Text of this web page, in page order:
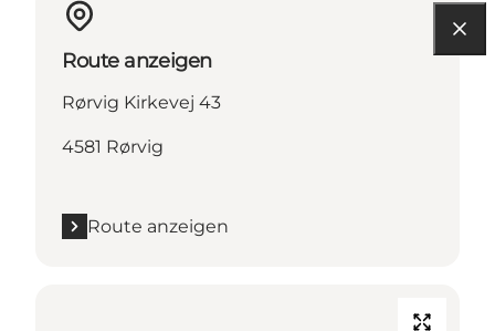
Route anzeigen
Rørvig Kirkevej 43
4581 Rørvig
Route anzeigen